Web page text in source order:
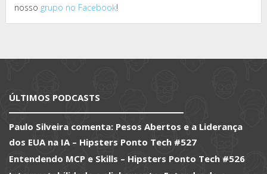
nosso grupo no Facebook!
ÚLTIMOS PODCASTS
Paulo Silveira comenta: Pesos Abertos e a Liderança
dos EUA na IA – Hipsters Ponto Tech #527
Entendendo MCP e Skills – Hipsters Ponto Tech #526